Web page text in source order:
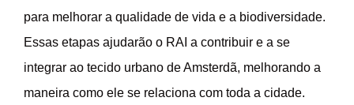
para melhorar a qualidade de vida e a biodiversidade.
Essas etapas ajudarão o RAI a contribuir e a se
integrar ao tecido urbano de Amsterdã, melhorando a
maneira como ele se relaciona com toda a cidade.